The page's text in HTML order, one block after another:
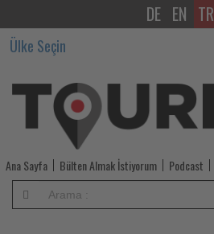
Frankfurt
Havalimanı’nda
yolcu
sayısı
nisanda
yüzde
11
DE EN TR
Ülke Seçin
Ana Sayfa Bülten Almak İstiyorum Podcast